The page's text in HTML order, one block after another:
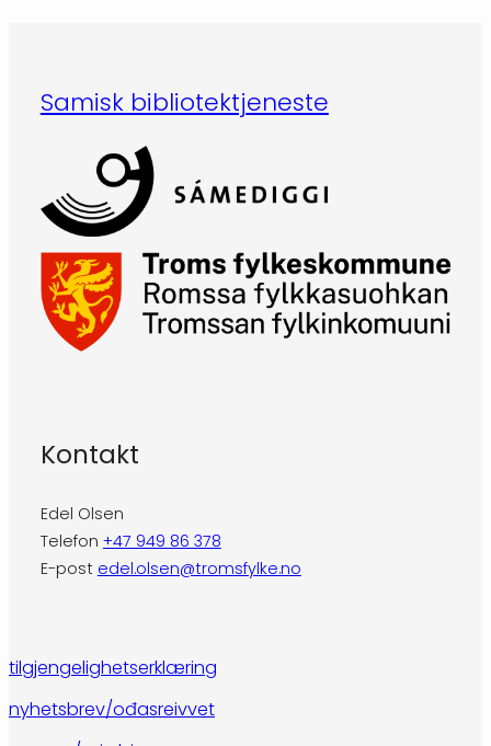
Samisk bibliotektjeneste
Kontakt
Edel Olsen
Telefon +47 949 86 378
E-post edel.olsen@tromsfylke.no
tilgjengelighetserklæring
nyhetsbrev/ođasreivvet